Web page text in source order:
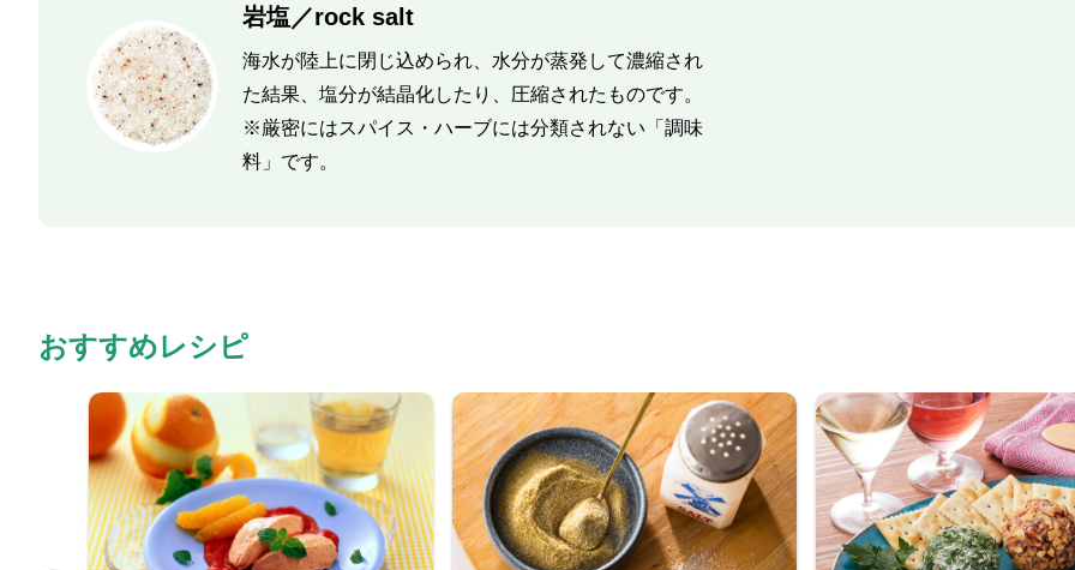
岩塩／rock salt
海水が陸上に閉じ込められ、水分が蒸発して濃縮され
た結果、塩分が結晶化したり、圧縮されたものです。
※厳密にはスパイス・ハーブには分類されない「調味
料」です。
おすすめレシピ